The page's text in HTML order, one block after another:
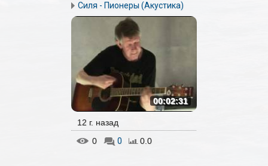
Силя - Пионеры (Акустика)
00:02:31
12 г. назад
0
0 0.0